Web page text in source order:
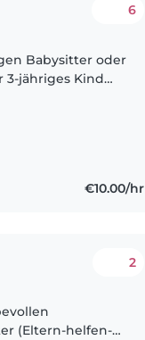
6
Babysitter oder
3-jähriges Kind
€10.00/hr
2
(Eltern-helfen-